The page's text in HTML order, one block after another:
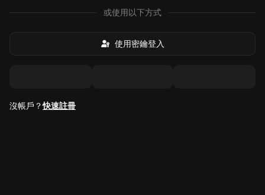
或使用以下方式
使用密鑰登入
沒帳戶？快速註冊